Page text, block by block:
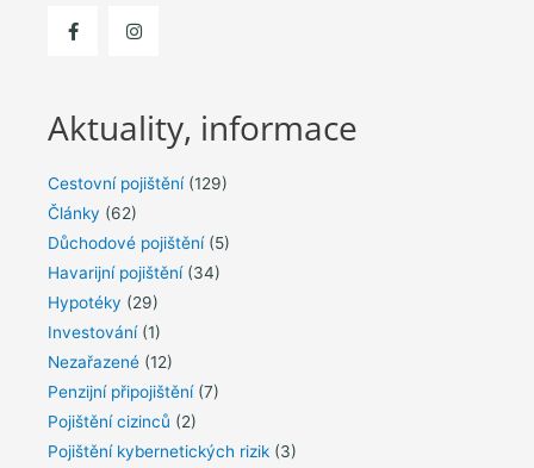
Aktuality, informace
Cestovní pojištění(129)
Články (62)
Důchodové pojištění(5)
Havarijní pojištění(34)
Hypotéky (29)
Investování(1)
Nezařazené (12)
Penzijní připojištění(7)
Pojištění cizinců (2)
Pojištění kybernetických rizik (3)